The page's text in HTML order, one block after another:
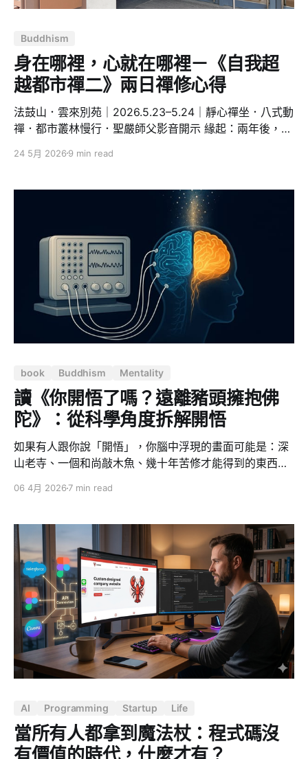
覺得自己不夠好而已，而是懷疑自己到底值不值得被看
在情緒。不是情緒管理那種表層的「不要生氣」
Buddhism
身在哪裡，心就在哪裡－《自我超
越都市禪二》兩日禪修心得
法鼓山．雲來別苑｜2026.5.23–5.24｜靜心禪坐．八式動
禪．都市叢林慢行．聖嚴師父影音開示 緣起：兩年後，我
鼓山在雲來別苑舉辦的《自我超越都市禪二》。 說來慚
學員，當時從營隊「畢業」，心裡是滿的，覺得自己已經
懂得「行住坐臥皆是禪」。可是回到生活、工作一忙，蒲
團就慢慢被冷落了。這兩年我幾乎荒廢了打坐，偶爾會在
家坐個五分鐘，也常常偷懶，沒有養成習慣。 所以這次報
名都市禪二，對我來說既是回家，也是一次誠實的面對。
24 5月 2026 9 min read
book Buddhism Mentality
讀《你開悟了嗎？遠離豬頭擁抱佛
陀》：從科學角度拆解開悟
如果有人跟你說「開悟」，你腦中浮現的畫面可能是：深
山老寺、一個和尚敲木魚、幾十年苦修才能得到的東西。
裡，做了一件非常有趣的事，他把開悟這件事，從神壇上
開悟不是一個宗教事件，而是一個大腦進化事件。以下是
我試圖用系統觀拆解這本書的核心邏輯。 無明就是豬頭
書名已經破題了。佛學裡最核心的概念「無明」，被作者
直接翻譯成白話的「豬頭」。 佛學把「豬頭」美化成「無
明」二字，字義雖深奧，饒富禪意，但還是不脫豬頭的骨
架。 在佛學中，無明的意思是：你不知道自己不知道。你
被慣性反應驅動，被情緒綁架，被壓力的可體松搞壞記憶
力，卻渾然不覺。壓力讓腎上腺持續分泌可體松，過量的
可體松殺死腦下皮層的神經元。你剛做的事馬上忘，短暫
記憶被侵蝕。 如果將「無明」用科學語言來說，就是：你
06 4月 2026 7 min read
AI Programming Startup Life
當所有人都拿到魔法杖：程式碼沒
有價值的時代，什麼才有？